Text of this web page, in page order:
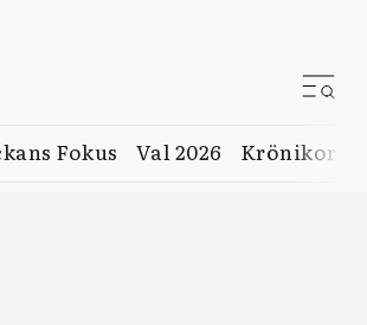
Fokus Val 2026 Krönikor